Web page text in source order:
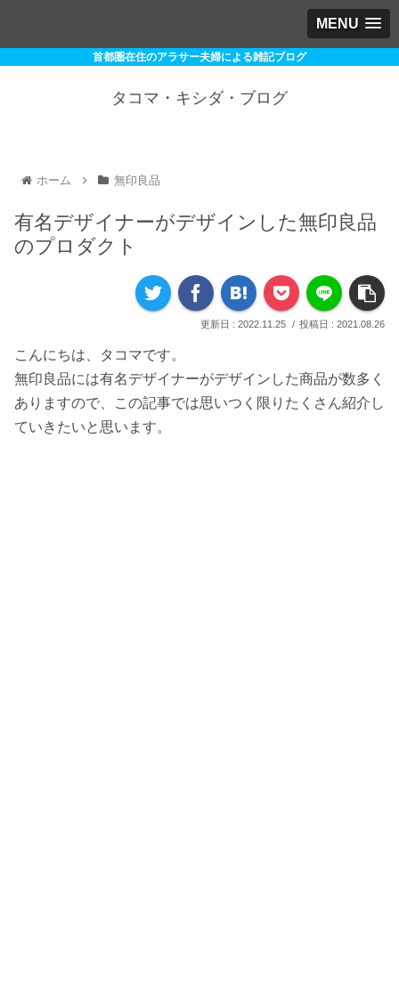
MENU
首都圏在住のアラサー夫婦による雑記ブログ
タコマ・キシダ・ブログ
ホーム 無印良品
有名デザイナーがデザインした無印良品
のプロダクト
2022.11.25 2021.08.26
こんにちは、タコマです。
無印良品には有名デザイナーがデザインした商品が数多く
ありますので、この記事では思いつく限りたくさん紹介し
ていきたいと思います。